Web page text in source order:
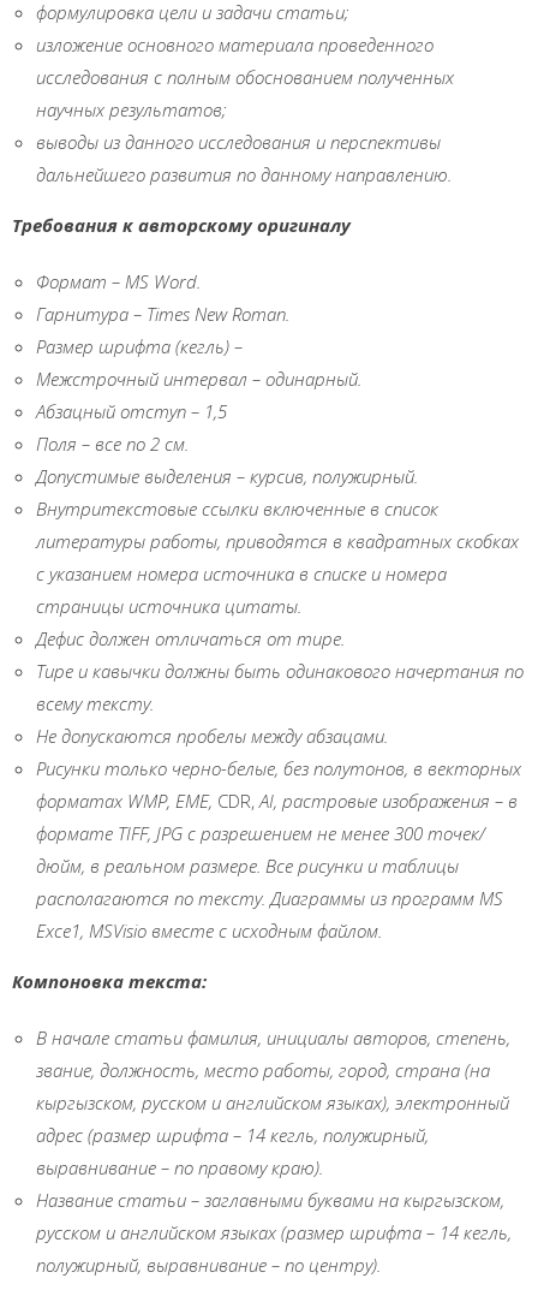
формулировка цели и задачи статьи;
изложение основного материала проведенного
исследования с полным обоснованием полученных
научных результатов;
выводы из данного исследования и перспективы
дальнейшего развития по данному направлению.
Требования к авторскому оригиналу
Формат – МS Word.
Гарнитура – Тimes New Rотап.
Размер шрифта (кегль) –
Межстрочный интервал – одинарный.
Абзацный отступ – 1,5
Поля – все по 2 см.
Допустимые выделения – курсив, полужирный.
Внутритекстовые ссылки включенные в список
литературы работы, приводятся в квадратных скобках
с указанием номера источника в списке и номера
страницы источника цитаты.
Дефис должен отличаться от тире.
Тире и кавычки должны быть одинакового начертания по
всему тексту.
Не допускаются пробелы между абзацами.
Рисунки только черно-белые, без полутонов, в векторных
форматах WМР, ЕМЕ, CDR, АI, растровые изображения – в
формате ТIFF, JPG с разрешением не менее 300 точек/
дюйм, в реальном размере. Все рисунки и таблицы
располагаются по тексту. Диаграммы из программ МS
Ехсе1, МSVisio вместе с исходным файлом.
Компоновка текста:
В начале статьи фамилия, инициалы авторов, степень,
звание, должность, место работы, город, страна (на
кыргызском, русском и английском языках), электронный
адрес (размер шрифта – 14 кегль, полужирный,
выравнивание – по правому краю).
Название статьи – заглавными буквами на кыргызском,
русском и английском языках (размер шрифта – 14 кегль,
полужирный, выравнивание – по центру).